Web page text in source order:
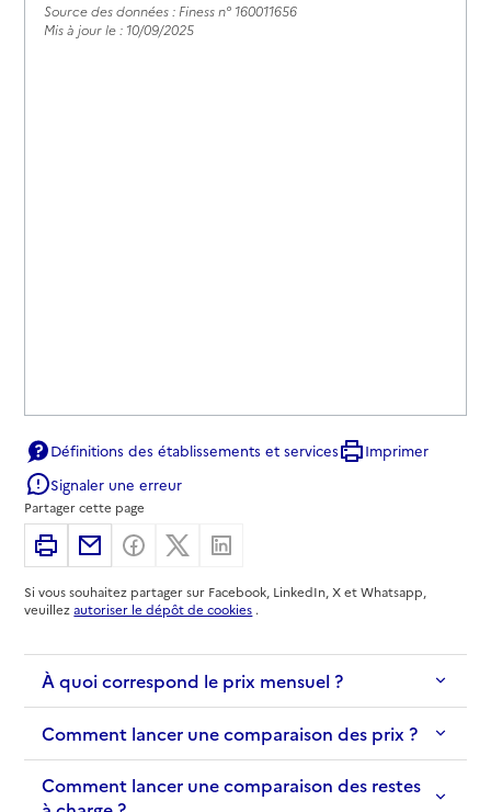
Source des données : Finess n° 160011656
Mis à jour le : 10/09/2025
Définitions des établissements et services
Imprimer
Signaler une erreur
Partager cette page
ImprimerPartager par email
Partager sur Facebook
Partager sur X
Si vous souhaitez partager sur Facebook, LinkedIn, X et Whatsapp,
veuillezautoriser le dépôt de cookies .
À quoi correspond le prix mensuel ?
Comment lancer une comparaison des prix ?
Comment lancer une comparaison des restes